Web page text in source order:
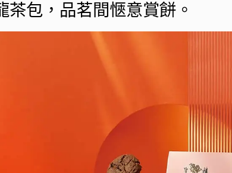
茶包，品茗間愜意賞餅。